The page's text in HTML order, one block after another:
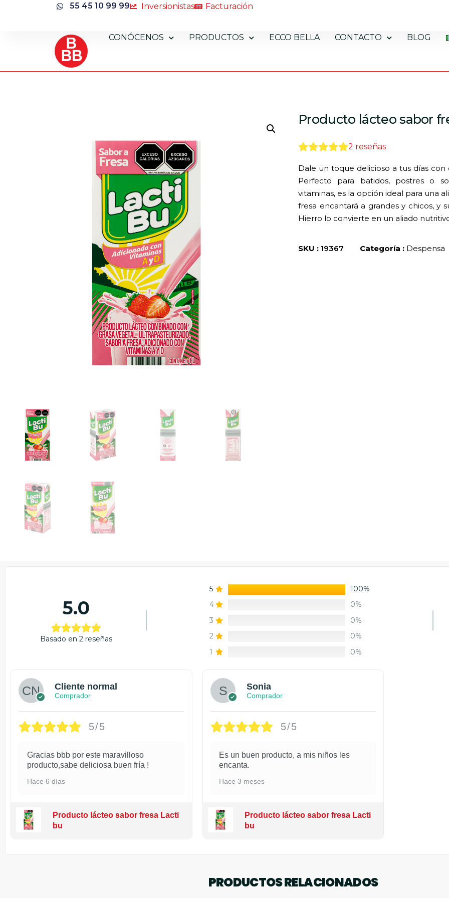
55 45 10 99 99 Inversionistas Facturación
CONÓCENOS PRODUCTOS ECCO BELLA CONTACTO BLOG
Producto lácteo sabor
2 reseñas
Dale un toque delicioso a tus días
Perfecto para batidos, postres o
vitaminas, es la opción ideal para una
fresa encantará a grandes y chicos, y
Hierro lo convierte en un aliado
SKU : 19367 Categoría : Despensa
5.0
Basado en 2 reseñas
5
100%
4
0%
3
0%
2
0%
1
0%
Cliente normal
Comprador
5/5
Gracias bbb por este maravilloso
producto,sabe deliciosa buen fría !
Hace 6 días
Producto lácteo sabor fresa Lacti
bu
Sonia
Comprador
5/5
Es un buen producto, a mis niños les
encanta.
Hace 3 meses
Producto lácteo sabor fresa Lacti
bu
PRODUCTOS RELACIONADOS